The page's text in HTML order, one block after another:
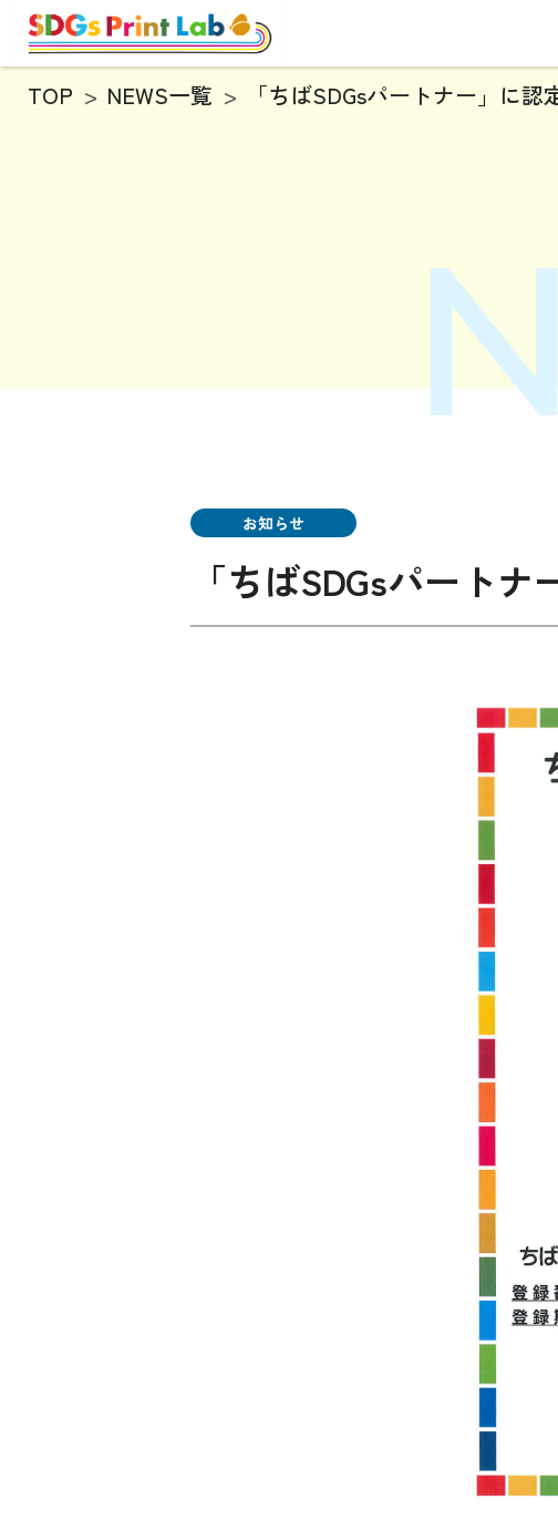
TOP NEWS一覧 「ちばSDGsパートナー」に認
お知らせ
「ちばSDGsパート